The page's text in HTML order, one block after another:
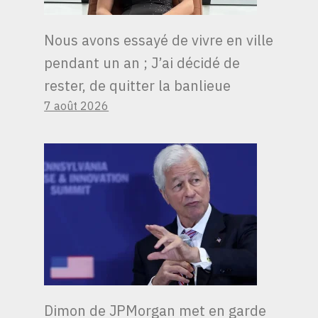
Nous avons essayé de vivre en ville
pendant un an ; J’ai décidé de
rester, de quitter la banlieue
7 août 2026
Dimon de JPMorgan met en garde